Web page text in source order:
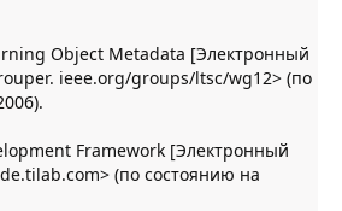
Object Metadata [Электронный
ieee.org/groups/ltsc/wg12> (по
Framework [Электронный
(по состоянию на